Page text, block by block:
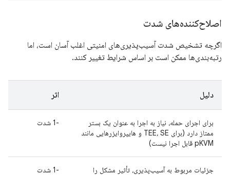
اصلاح‌کننده‌های شدت
اگرچه تشخیص شدت آسیب‌پذیری‌های امنیتی اغلب آسان است، اما
رتبه‌بندی‌ها ممکن است بر اساس شرایط تغییر کنند.
دلیل اثر
برای اجرای حمله، نیاز به اجرا به عنوان یک بستر
ممتاز دارد (برای TEE، SE و هایپروایزرهایی مانند
pKVM قابل اجرا نیست)
-1 شدت
جزئیات مربوط به آسیب‌پذیری، تأثیر مشکل را
-1 شدت